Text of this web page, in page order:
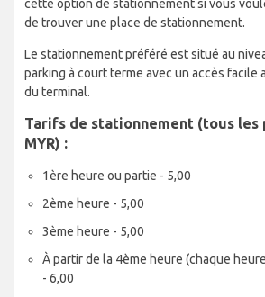
cette option de stationnement si vous
de trouver une place de stationnement.
Le stationnement préféré est situé au
parking à court terme avec un accès facile
du terminal.
Tarifs de stationnement (tous les
MYR) :
1ère heure ou partie - 5,00
2ème heure - 5,00
3ème heure - 5,00
À partir de la 4ème heure (chaque
- 6,00